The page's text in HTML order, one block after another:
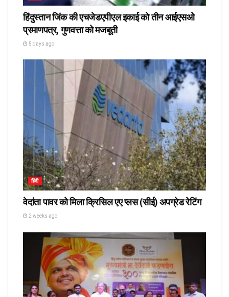
हिंदुस्तान जिंक की एचजेडएपीएल इकाई को तीन आईएसओ
प्रमाणपत्र, गुणवत्ता को मजबूती
5 days ago
हिंदी
वेदांता पावर को मिला क्रिसिल एए प्लस (सीई) अपग्रेड रेटिंग
2 weeks ago